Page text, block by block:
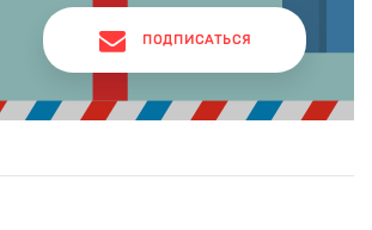
ПОДПИСАТЬСЯ